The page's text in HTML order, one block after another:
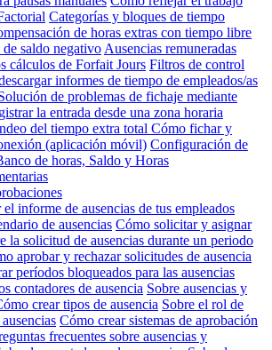
Categorías y bloques de tiempo
de horas extras con tiempo libre
saldo negativo Ausencias remuneradas
cálculos de Forfait Jours Filtros de control
informes de tiempo de empleados/as
de problemas de fichaje mediante
la entrada desde una zona horaria
del tiempo extra total Cómo fichar y
(aplicación móvil) Configuración de
de horas, Saldo y Horas
informe de ausencias de tus empleados
de ausencias Cómo solicitar y asignar
la solicitud de ausencias durante un periodo
aprobar y rechazar solicitudes de ausencia
períodos bloqueados para las ausencias
contadores de ausencia Sobre ausencias y
crear tipos de ausencia Sobre el rol de
Cómo crear sistemas de aprobación
frecuentes sobre ausencias y